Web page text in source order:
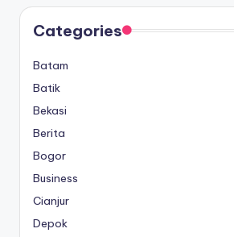
Categories
Batam
Batik
Bekasi
Berita
Bogor
Business
Cianjur
Depok